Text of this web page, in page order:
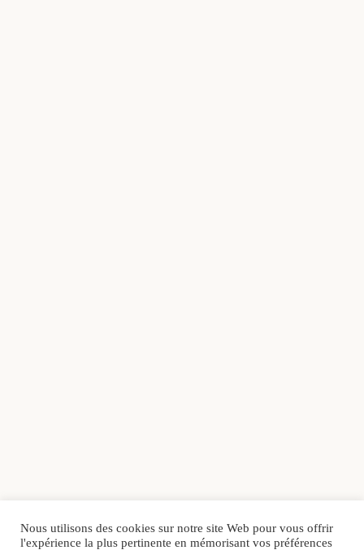
Nous utilisons des cookies sur notre site Web pour vous offrir
l'expérience la plus pertinente en mémorisant vos préférences